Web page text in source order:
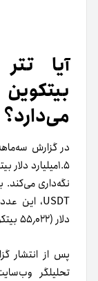
می‌دارد؟
نگه‌داری می‌کند.
دلار (۵۵٫۰۲۲ بیتکوین) رسیده است.